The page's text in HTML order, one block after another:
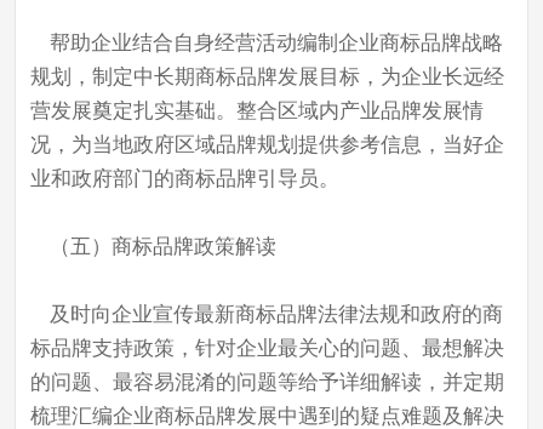
帮助企业结合自身经营活动编制企业商标品牌战略
规划，制定中长期商标品牌发展目标，为企业长远经
营发展奠定扎实基础。整合区域内产业品牌发展情
况，为当地政府区域品牌规划提供参考信息，当好企
业和政府部门的商标品牌引导员。
（五）商标品牌政策解读
及时向企业宣传最新商标品牌法律法规和政府的商
标品牌支持政策，针对企业最关心的问题、最想解决
的问题、最容易混淆的问题等给予详细解读，并定期
梳理汇编企业商标品牌发展中遇到的疑点难题及解决